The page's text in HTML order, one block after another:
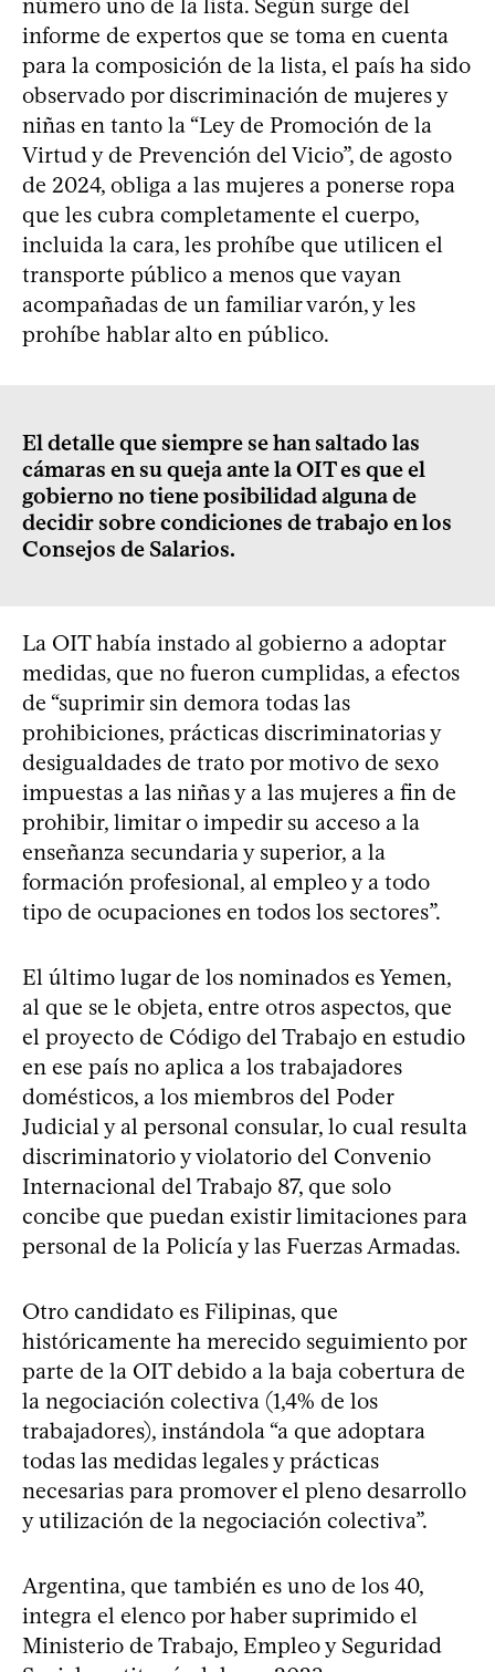
número uno de la lista. Según surge del
informe de expertos que se toma en cuenta
para la composición de la lista, el país ha sido
observado por discriminación de mujeres y
niñas en tanto la “Ley de Promoción de la
Virtud y de Prevención del Vicio”, de agosto
de 2024, obliga a las mujeres a ponerse ropa
que les cubra completamente el cuerpo,
incluida la cara, les prohíbe que utilicen el
transporte público a menos que vayan
acompañadas de un familiar varón, y les
prohíbe hablar alto en público.
El detalle que siempre se han saltado las
cámaras en su queja ante la OIT es que el
gobierno no tiene posibilidad alguna de
decidir sobre condiciones de trabajo en los
Consejos de Salarios.
La OIT había instado al gobierno a adoptar
medidas, que no fueron cumplidas, a efectos
de “suprimir sin demora todas las
prohibiciones, prácticas discriminatorias y
desigualdades de trato por motivo de sexo
impuestas a las niñas y a las mujeres a fin de
prohibir, limitar o impedir su acceso a la
enseñanza secundaria y superior, a la
formación profesional, al empleo y a todo
tipo de ocupaciones en todos los sectores”.
El último lugar de los nominados es Yemen,
al que se le objeta, entre otros aspectos, que
el proyecto de Código del Trabajo en estudio
en ese país no aplica a los trabajadores
domésticos, a los miembros del Poder
Judicial y al personal consular, lo cual resulta
discriminatorio y violatorio del Convenio
Internacional del Trabajo 87, que solo
concibe que puedan existir limitaciones para
personal de la Policía y las Fuerzas Armadas.
Otro candidato es Filipinas, que
históricamente ha merecido seguimiento por
parte de la OIT debido a la baja cobertura de
la negociación colectiva (1,4% de los
trabajadores), instándola “a que adoptara
todas las medidas legales y prácticas
necesarias para promover el pleno desarrollo
y utilización de la negociación colectiva”.
Argentina, que también es uno de los 40,
integra el elenco por haber suprimido el
Ministerio de Trabajo, Empleo y Seguridad